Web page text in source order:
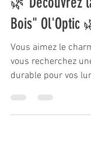
Bois" Ol'Optic
Vous aimez le
vous recherchez
durable pour vos